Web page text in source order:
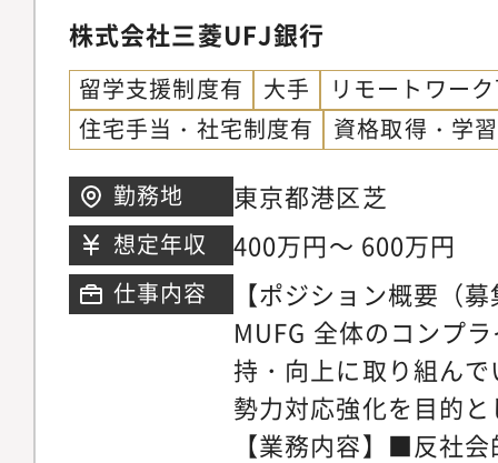
し、専門性を高める
ない方も学べる機会
あれば歓迎します。
あります。本人の志
門性を認定する人事
すこともできます。
株式会社三菱UFJ銀行
留学支援制度有 大手
リモートワー
住宅手当・社宅制度有
資格取得・学
勤務地 東京都港区芝
想定年収 400万円～ 600万円
仕事内容
【ポジション概要（
MUFG 全体のコンプ
持・向上に取り組ん
勢力対応強化を目的
【業務内容】■反社